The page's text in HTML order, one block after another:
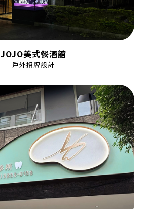
JOJO美式餐酒館
戶外招牌設計